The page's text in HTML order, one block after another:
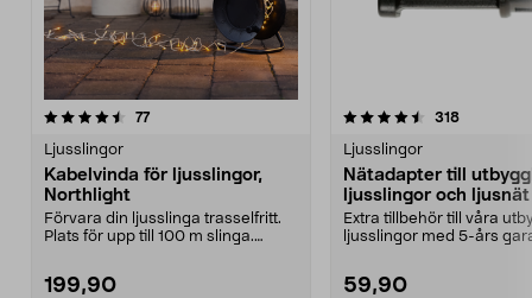
77recensioner
Ljusslingor
Kabelvinda för ljusslingor,
Northlight
Förvara din ljusslinga trasselfritt.
Plats för upp till 100 m slinga.
199,90
4.5av 5 stjärnor 318
Ljusslingor
Nätadapter till
ljusslingor och
års garanti, Northlight
Extra tillbehör till våra
ljusslingor med 5-års
59,90
4.5av 5 stjärnor